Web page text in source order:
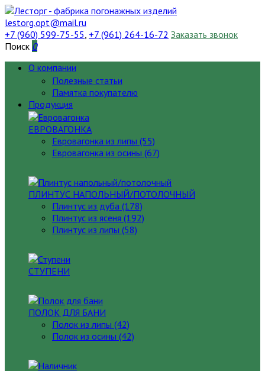
lestorg.opt@mail.ru
+7 (960) 599-75-55, +7 (961) 264-16-72 Заказать звонок
Поиск 0
О компании
Полезные статьи
Памятка покупателю
Продукция
ЕВРОВАГОНКА
Евровагонка из липы (55)
Евровагонка из осины (67)
ПЛИНТУС НАПОЛЬНЫЙ/ПОТОЛОЧНЫЙ
Плинтус из дуба (178)
Плинтус из ясеня (192)
Плинтус из липы (58)
СТУПЕНИ
ПОЛОК ДЛЯ БАНИ
Полок из липы (42)
Полок из осины (42)